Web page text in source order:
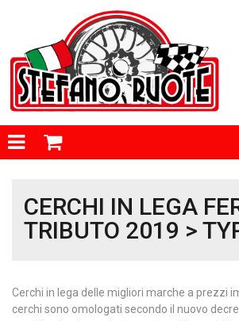
CERCHI IN LEGA
TRIBUTO 2019 >
Cerchi in lega delle migliori marche a prezzi
cerchi sono omologati secondo il nuovo